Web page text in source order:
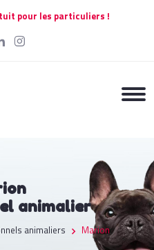
pour les particuliers !
animalier
animaliers Marion